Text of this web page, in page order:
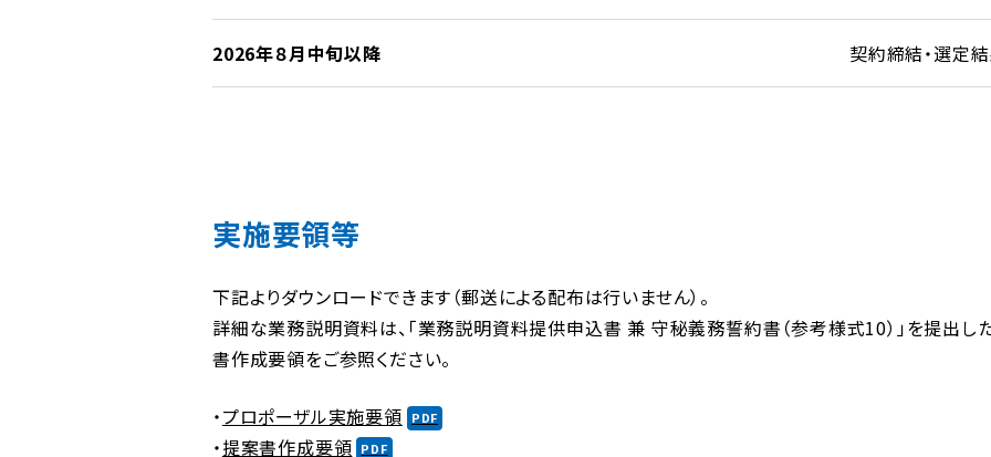
2026年８月中旬以降 契約締結・選定
実施要領等
下記よりダウンロードできます（郵送による配布は行いません）。
詳細な業務説明資料は、「業務説明資料提供申込書 兼 守秘義務誓約書（参考様式10）」を提出し
書作成要領をご参照ください。
・プロポーザル実施要領
・提案書作成要領